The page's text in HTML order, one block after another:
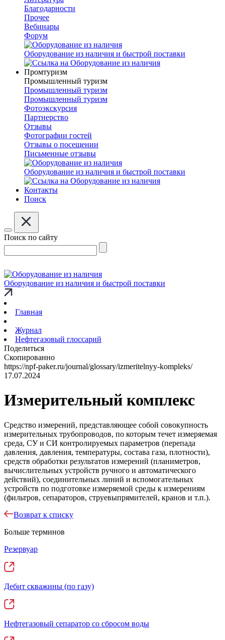
Благодарности
Прочее
Вебинары
Форум
Оборудование из наличия и быстрой поставки
Промтуризм
Промышленный туризм
Промышленный туризм
Промышленный туризм
Фотоэкскурсия
Партнерство
Отзывы
Фотографии гостей
Отзывы о посещении
Письменные отзывы
Оборудование из наличия и быстрой поставки
Контакты
Поиск
Поиск по сайту
Оборудование из наличия и быстрой поставки
Главная
Журнал
Нефтегазовый глоссарий
Поделиться
Скопированно
https://npf-paker.ru/journal/glossary/izmeritelnyy-kompleks/
17.07.2024
Измерительный комплекс
Средство измерений, представляющее собой совокупность
измерительных трубопроводов, по которым течет измеряемая
среда, СУ и СИ контролируемых параметров (перепада
давления, давления, температуры, состава газа, плотности),
средств обработки результатов измерений (планиметров,
вычислительных устройств ручного и автоматического
действий), соединительных линий и вспомогательных
устройств по подготовке измеряемой среды к измерениям
(фильтров, сепараторов, струевыпрямителей, кранов и т.п.).
Возврат к списку
Больше терминов
Резервуар
Дебит скважины (по газу)
Нефтегазовый сепаратор со сбросом воды